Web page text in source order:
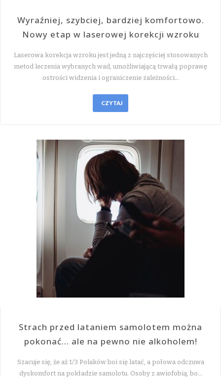
Wyraźniej, szybciej, bardziej komfortowo.
Nowy etap w laserowej korekcji wzroku
Laserowa korekcja wzroku jest jedną z najczęściej stosowanych
metod leczenia wybranych wad, umożliwiającą trwałą poprawę
ostrości widzenia i ograniczenie zależności…
CZYTAJ
Strach przed lataniem samolotem można
pokonać… ale na pewno nie alkoholem!
Szacuje się, że aż 1/3 Polaków boi się latać, a połowa odczuwa
dyskomfort na pokładzie samolotu. Osoby z awiofobią, bo…